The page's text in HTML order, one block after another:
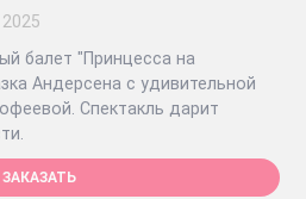
балет "Принцесса на
Андерсена с удивительной
Спектакль дарит
ЗАКАЗАТЬ